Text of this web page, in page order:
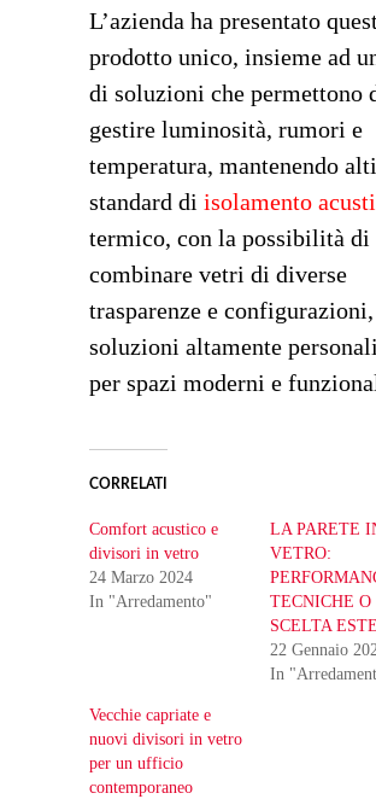
L’azienda ha presentato
prodotto unico, insieme ad
di soluzioni che permettono
gestire luminosità, rumori e
temperatura, mantenendo alti
standard di isolamento
termico, con la possibilità di
combinare vetri di diverse
trasparenze e
soluzioni altamente
per spazi moderni e
CORRELATI
Comfort acustico e
divisori in vetro
24 Marzo 2024
In "Arredamento"
LA PARETE
VETRO:
TECNICHE O
SCELTA
22 Gennaio
In
Vecchie capriate e
nuovi divisori in vetro
per un ufficio
contemporaneo